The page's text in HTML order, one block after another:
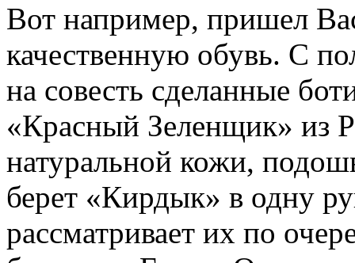
Вот например, пришел
качественную обувь. С
на совесть сделанные
«Красный Зеленщик» из
натуральной кожи,
берет «Кирдык» в одну
рассматривает их по